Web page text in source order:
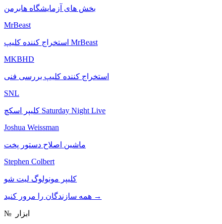
بخش های آزمایشگاه هابرمن
MrBeast
استخراج کننده کلیپ MrBeast
MKBHD
استخراج کننده کلیپ بررسی فنی
SNL
کلیپر اسکچ Saturday Night Live
Joshua Weissman
ماشین اصلاح دستور پخت
Stephen Colbert
کلیپر مونولوگ لیت شو
→
№ ابزار